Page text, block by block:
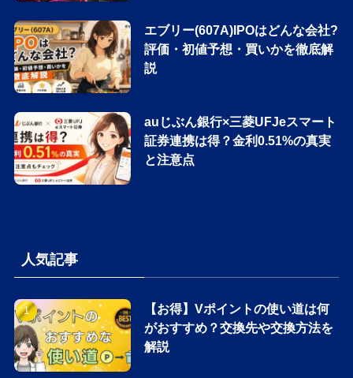
エブリー(607A)IPOはどんな会社?
評価・初値予想・買いかを徹底解
説
auじぶん銀行×三菱UFJeスマート
証券連携は得？金利0.51%の真実
と注意点
人気記事
【お得】Vポイントの使い道は何
がおすすめ？交換先や交換方法を
解説